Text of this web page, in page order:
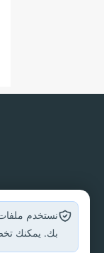
نستخدم
بك. يمكنك